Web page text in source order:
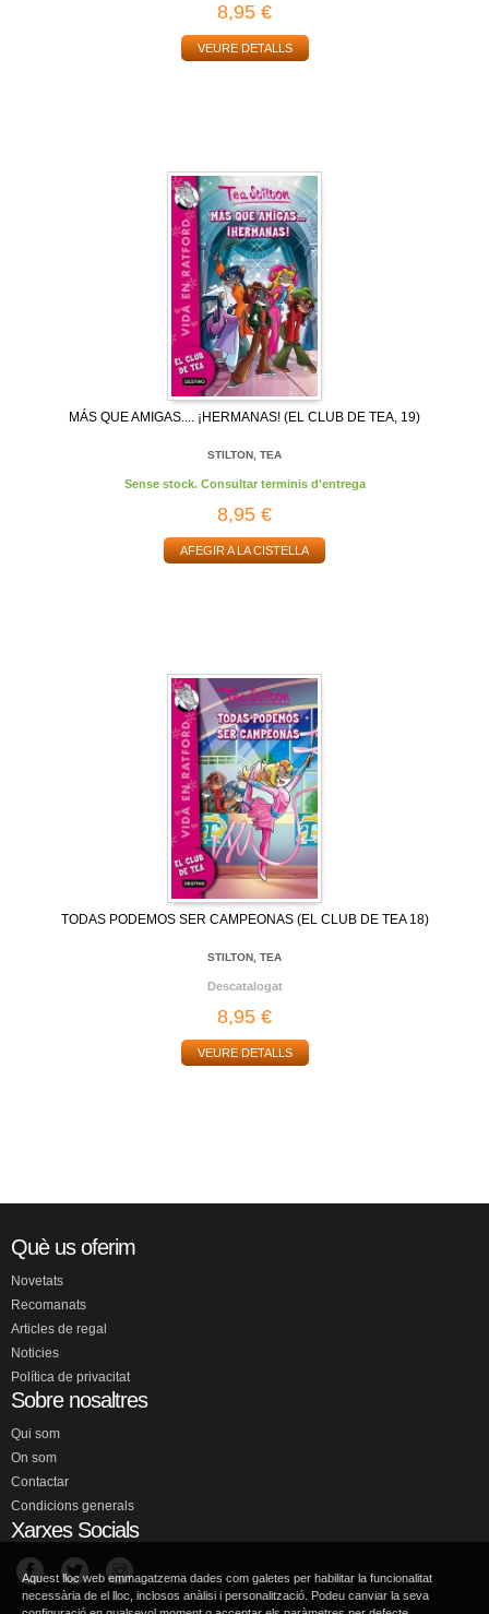
8,95 €
VEURE DETALLS
MÁS QUE AMIGAS.... ¡HERMANAS! (EL CLUB DE TEA, 19)
STILTON, TEA
Sense stock. Consultar terminis d'entrega
8,95 €
AFEGIR A LA CISTELLA
TODAS PODEMOS SER CAMPEONAS (EL CLUB DE TEA 18)
STILTON, TEA
Descatalogat
8,95 €
VEURE DETALLS
Què us oferim
Novetats
Recomanats
Articles de regal
Noticies
Política de privacitat
Sobre nosaltres
Qui som
On som
Contactar
Condicions generals
Xarxes Socials
Aquest lloc web emmagatzema dades com galetes per habilitar la funcionalitat
necessària de el lloc, inclosos anàlisi i personalització. Podeu canviar la seva